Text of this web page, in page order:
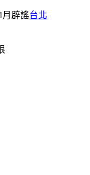
月辟謠台北